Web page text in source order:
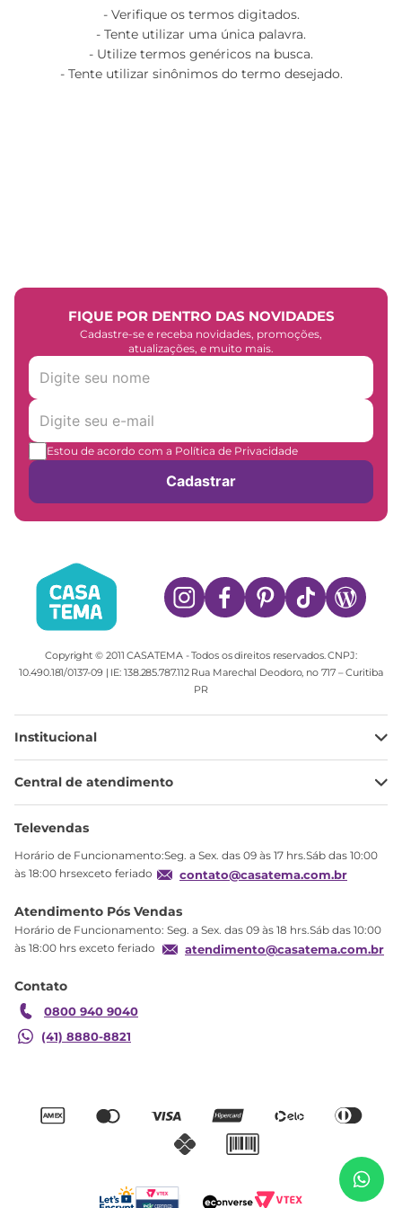
Verifique os termos digitados.
Tente utilizar uma única palavra.
Utilize termos genéricos na busca.
Tente utilizar sinônimos do termo desejado.
FIQUE POR DENTRO DAS NOVIDADES
Cadastre-se e receba novidades, promoções,
atualizações, e muito mais.
Estou de acordo com a Política de Privacidade
Cadastrar
Copyright © 2011 CASATEMA - Todos os direitos reservados. CNPJ:
10.490.181/0137-09 | IE: 138.285.787.112 Rua Marechal Deodoro, no 717 – Curitiba
PR
Institucional
Minha Conta
Meus pedidos
Troca
Garantia
Central de atendimento
Ajuda
Televendas
Horário de Funcionamento:Seg. a Sex. das 09 às 17 hrs.Sáb das 10:00
às 18:00 hrsexceto feriado
contato@casatema.com.br
Atendimento Pós Vendas
Horário de Funcionamento: Seg. a Sex. das 09 às 18 hrs.Sáb das 10:00
às 18:00 hrs exceto feriado
atendimento@casatema.com.br
Contato
0800 940 9040
(41) 8880-8821